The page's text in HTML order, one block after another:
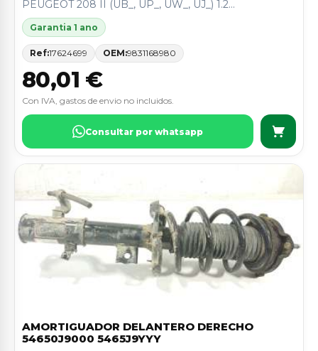
PEUGEOT 208 II (UB_, UP_, UW_, UJ_) 1.2...
Garantia 1 ano
Ref:17624699 OEM:9831168980
80,01 €
Con IVA, gastos de envio no incluidos.
Consultar por whatsapp
AMORTIGUADOR DELANTERO DERECHO
54650J9000 5465J9YYY